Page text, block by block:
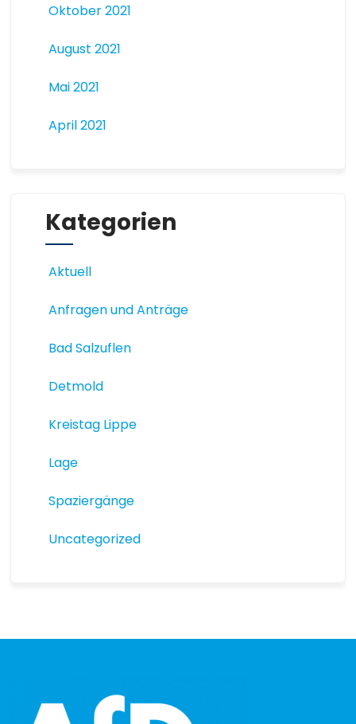
Oktober 2021
August 2021
Mai 2021
April 2021
Kategorien
Aktuell
Anfragen und Anträge
Bad Salzuflen
Detmold
Kreistag Lippe
Lage
Spaziergänge
Uncategorized